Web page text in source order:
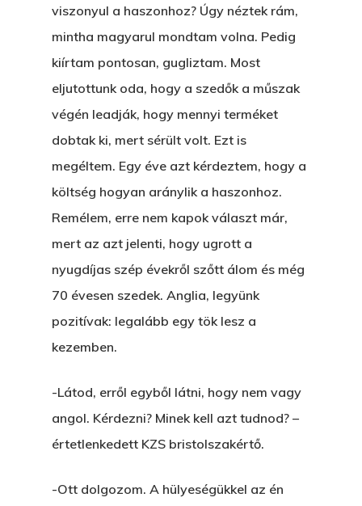
viszonyul a haszonhoz? Úgy néztek rám,
mintha magyarul mondtam volna. Pedig
kiírtam pontosan, gugliztam. Most
eljutottunk oda, hogy a szedők a műszak
végén leadják, hogy mennyi terméket
dobtak ki, mert sérült volt. Ezt is
megéltem. Egy éve azt kérdeztem, hogy a
költség hogyan aránylik a haszonhoz.
Remélem, erre nem kapok választ már,
mert az azt jelenti, hogy ugrott a
nyugdíjas szép évekről szőtt álom és még
70 évesen szedek. Anglia, legyünk
pozitívak: legalább egy tök lesz a
kezemben.
-Látod, erről egyből látni, hogy nem vagy
angol. Kérdezni? Minek kell azt tudnod? –
értetlenkedett KZS bristolszakértő.
-Ott dolgozom. A hülyeségükkel az én
Egy Nyár
Ajándék – Karácsonyi
Történetek
A PESTIA
Az Elveszett Fejezet
Nem Szégyen Az
És Akkor A Balta
A Pitli
FELICITÁ
Betli
Egy Világbajnokságot,
Kapcsolat
Bakker Gyuri
Hírek
Wow Look At This!
This is an optional,
customizable off canvas
About Salient
2500 Castle Dr
Manhattan, NY
E: